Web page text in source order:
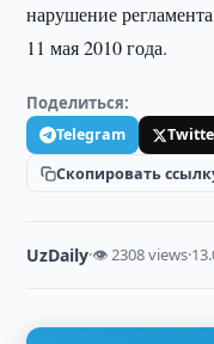
нарушение
11 мая 2010 года.
Поделиться:
Telegram
Скопировать
UzDaily·👁 2308 views·